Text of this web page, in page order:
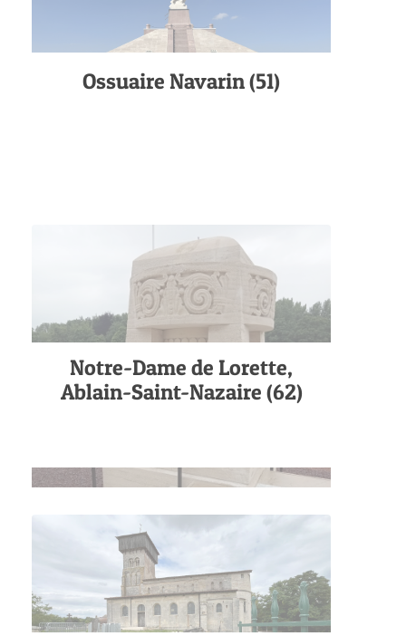
Ossuaire Navarin (51)
Notre-Dame de Lorette,
Ablain-Saint-Nazaire (62)